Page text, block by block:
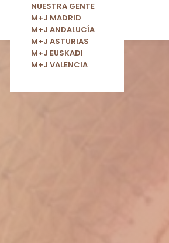
NUESTRA GENTE
M+J MADRID
M+J ANDALUCÍA
M+J ASTURIAS
M+J EUSKADI
M+J VALENCIA